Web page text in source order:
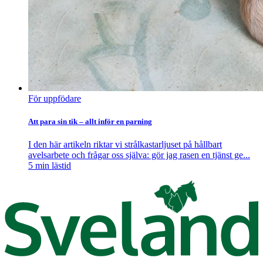
För uppfödare
Att para sin tik – allt inför en parning
I den här artikeln riktar vi strålkastarljuset på hållbart
avelsarbete och frågar oss själva: gör jag rasen en tjänst ge...
5 min lästid